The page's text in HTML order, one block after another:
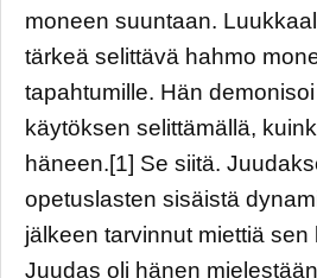
moneen suuntaan.
tärkeä selittävä hahmo
tapahtumille. Hän
käytöksen selittämällä,
häneen.[1] Se siitä.
opetuslasten sisäistä
jälkeen tarvinnut miettiä sen
Juudas oli hänen